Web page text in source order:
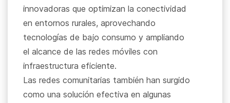
innovadoras que optimizan la conectividad
en entornos rurales, aprovechando
tecnologías de bajo consumo y ampliando
el alcance de las redes móviles con
infraestructura eficiente.
Las redes comunitarias también han surgido
como una solución efectiva en algunas